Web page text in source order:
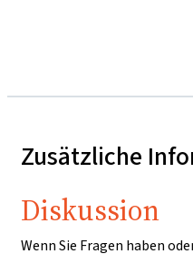
Zusätzliche
Diskussion
Wenn Sie Fragen haben